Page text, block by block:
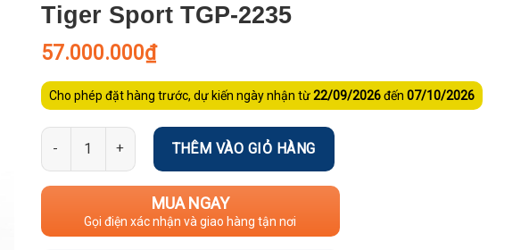
Tiger Sport TGP-2235
57.000.000₫
Cho phép đặt hàng trước, dự kiến ngày nhận từ22/09/2026đến 07/10/2026
Số lượng
THÊM VÀO GIỎ HÀNG
MUA NGAY
Gọi điện xác nhận và giao hàng tận nơi